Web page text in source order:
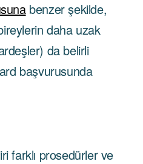
benzer şekilde,
daha uzak
da belirli
başvurusunda
farklı prosedürler ve